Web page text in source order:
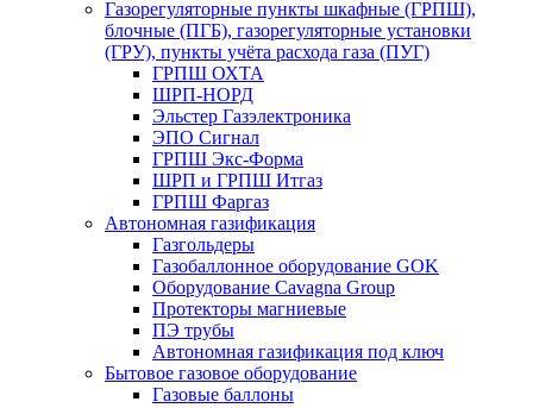
Газорегуляторные пункты шкафные (ГРПШ),
блочные (ПГБ), газорегуляторные установки
(ГРУ), пункты учёта расхода газа (ПУГ)
ГРПШ ОХТА
ШРП-НОРД
Эльстер Газэлектроника
ЭПО Сигнал
ГРПШ Экс-Форма
ШРП и ГРПШ Итгаз
ГРПШ Фаргаз
Автономная газификация
Газгольдеры
Газобаллонное оборудование GOK
Оборудование Cavagna Group
Протекторы магниевые
ПЭ трубы
Автономная газификация под ключ
Бытовое газовое оборудование
Газовые баллоны